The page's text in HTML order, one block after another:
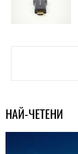
НАЙ-ЧЕТЕНИ